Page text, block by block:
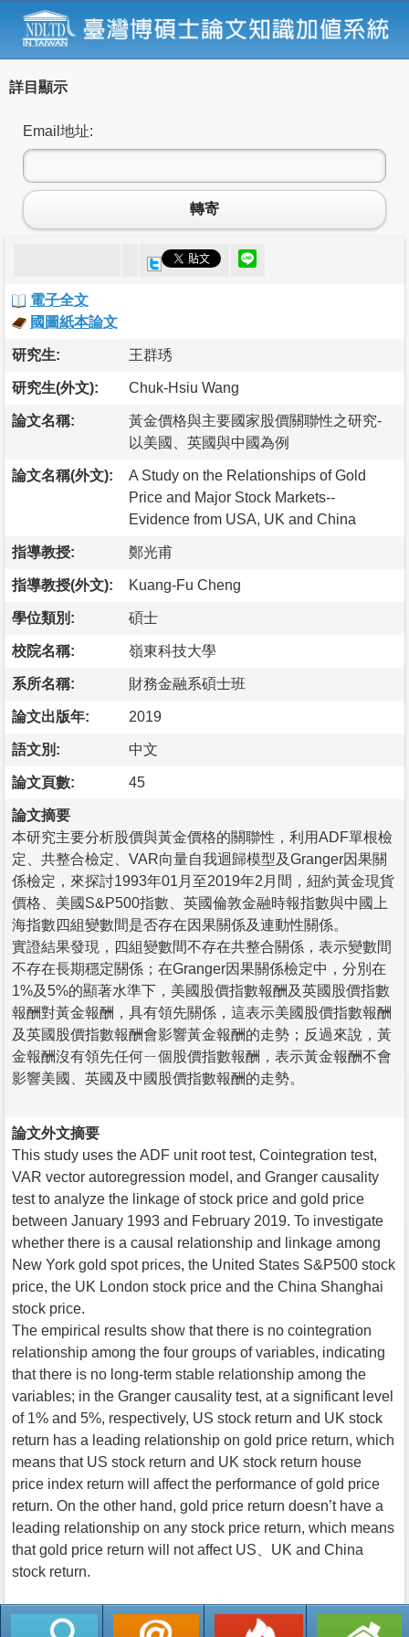
詳目顯示
Email地址:
轉寄
電子全文
國圖紙本論文
研究生: 王群琇
研究生(外文): Chuk-Hsiu Wang
論文名稱:
黃金價格與主要國家股價關聯性之研究-
以美國、英國與中國為例
論文名稱(外文):
A Study on the Relationships of Gold
Price and Major Stock Markets--
Evidence from USA, UK and China
指導教授: 鄭光甫
指導教授(外文): Kuang-Fu Cheng
學位類別: 碩士
校院名稱: 嶺東科技大學
系所名稱: 財務金融系碩士班
論文出版年: 2019
語文別: 中文
論文頁數: 45
論文摘要
本研究主要分析股價與黃金價格的關聯性，利用ADF單根檢
定、共整合檢定、VAR向量自我迴歸模型及Granger因果關
係檢定，來探討1993年01月至2019年2月間，紐約黃金現貨
價格、美國S&P500指數、英國倫敦金融時報指數與中國上
海指數四組變數間是否存在因果關係及連動性關係。
實證結果發現，四組變數間不存在共整合關係，表示變數間
不存在長期穩定關係；在Granger因果關係檢定中，分別在
1%及5%的顯著水準下，美國股價指數報酬及英國股價指數
報酬對黃金報酬，具有領先關係，這表示美國股價指數報酬
及英國股價指數報酬會影響黃金報酬的走勢；反過來說，黃
金報酬沒有領先任何ㄧ個股價指數報酬，表示黃金報酬不會
影響美國、英國及中國股價指數報酬的走勢。
論文外文摘要
This study uses the ADF unit root test, Cointegration test,
VAR vector autoregression model, and Granger causality
test to analyze the linkage of stock price and gold price
between January 1993 and February 2019. To investigate
whether there is a causal relationship and linkage among
New York gold spot prices, the United States S&P500 stock
price, the UK London stock price and the China Shanghai
stock price.
The empirical results show that there is no cointegration
relationship among the four groups of variables, indicating
that there is no long-term stable relationship among the
variables; in the Granger causality test, at a significant level
of 1% and 5%, respectively, US stock return and UK stock
return has a leading relationship on gold price return, which
means that US stock return and UK stock return house
price index return will affect the performance of gold price
return. On the other hand, gold price return doesn’t have a
leading relationship on any stock price return, which means
that gold price return will not affect US、UK and China
stock return.